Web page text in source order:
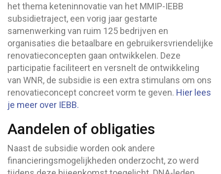
het thema keteninnovatie van het MMIP-IEBB
subsidietraject, een vorig jaar gestarte
samenwerking van ruim 125 bedrijven en
organisaties die betaalbare en gebruikersvriendelijke
renovatieconcepten gaan ontwikkelen. Deze
participatie faciliteert en versnelt de ontwikkeling
van WNR, de subsidie is een extra stimulans om ons
renovatieconcept concreet vorm te geven. Hier lees
je meer over IEBB.
Aandelen of obligaties
Naast de subsidie worden ook andere
financieringsmogelijkheden onderzocht, zo werd